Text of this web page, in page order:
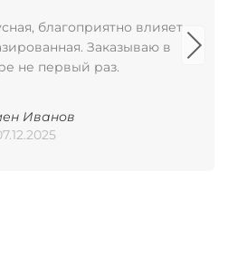
благоприятно влияет
Заказываю в
не первый раз.
Иванов